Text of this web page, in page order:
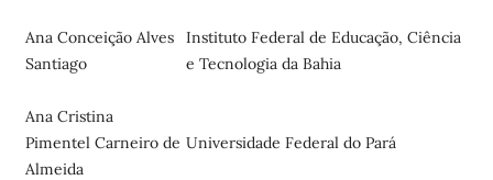
Ana Conceição Alves
Santiago
Instituto Federal de Educação, Ciência
e Tecnologia da Bahia
Ana Cristina
Pimentel Carneiro de
Almeida
Universidade Federal do Pará